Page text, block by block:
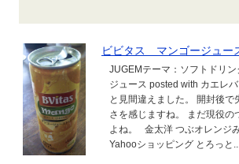
ビビタス マンゴージュー
JUGEMテーマ：ソフトドリ
ジュース posted with カエレ
と見間違えました。 開封後
さを感じますね。 まだ現役
よね。 金太洋 つぶオレンジ
Yahooショッピング とろっと